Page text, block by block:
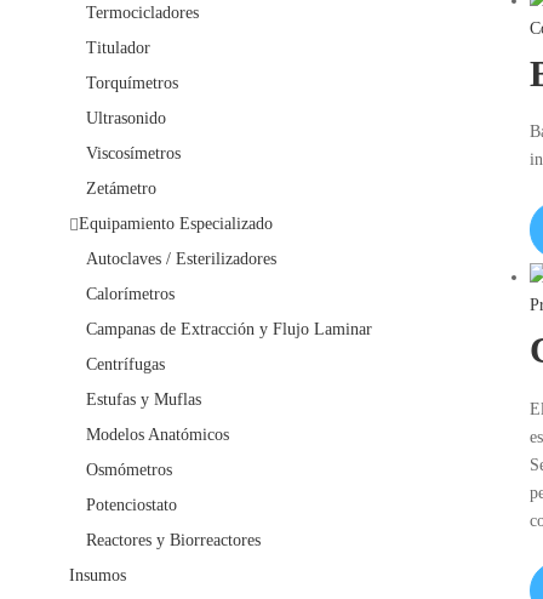
Termocicladores
Titulador
Torquímetros
Ultrasonido
Viscosímetros
Zetámetro
Equipamiento Especializado
Autoclaves / Esterilizadores
Calorímetros
Campanas de Extracción y Flujo Laminar
Centrífugas
Estufas y Muflas
Modelos Anatómicos
Osmómetros
Potenciostato
Reactores y Biorreactores
Insumos